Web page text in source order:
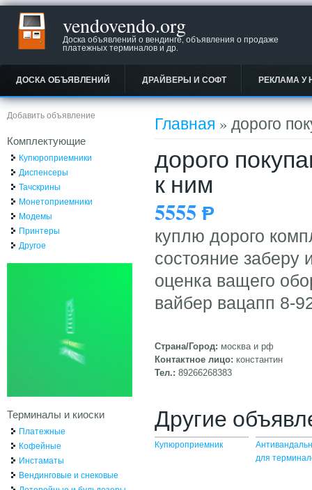
vendovendo.org
Доска объявлений о вендинге, объявления о продаже
платежных терминалов и др.
ДОСКА ОБЪЯВЛЕНИЙ ДРАЙВЕРЫ И СОФТ РЕКЛАМА У
Вы здесь
Главная » дорого
дорого
к ним
5555 Ᵽ
куплю дорого
состояние заберу
оценка ващего
вайбер вацапп 8-
Страна/Город: москва и рф
Контактное лицо: константин
Тел.: 89266268383
Другие
Купюроприемник
для
Добавить объявление
Комплектующие
Купюроприемники
Диспенсеры
Тачскрины
Монетоприемники
Модемы
Принтеры
Другое
Терминалы и киоски
Платежные
Кофейные
Инстаматы
Вендинговые и снековые